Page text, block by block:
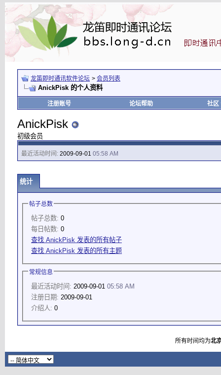
龙笛即时通讯软件论坛 > 会员列表
AnickPisk 的个人资料
注册账号 论坛帮助 社区
AnickPisk
初级会员
最近活动时间: 2009-09-01 05:58 AM
统计
帖子总数
帖子总数: 0
每日帖数: 0
查找 AnickPisk 发表的所有帖子
查找 AnickPisk 发表的所有主题
常规信息
最近活动时间: 2009-09-01 05:58 AM
注册日期: 2009-09-01
介绍人: 0
所有时间均为北